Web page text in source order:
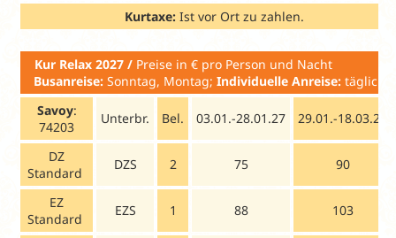
Kurtaxe:Ist vor Ort zu zahlen.
Kur Relax 2027 /Preise in € pro Person und Nacht
Busanreise: Sonntag, Montag; Individuelle Anreise: täglich
Savoy:
74203
Unterbr. Bel. 03.01.-28.01.27 29.01.-18.03.27
DZ
Standard
DZS 2 75 90
EZ
Standard
EZS 1 88 103